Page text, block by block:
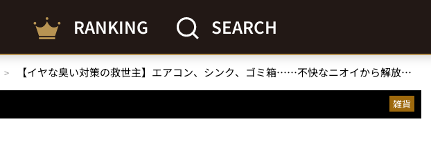
RANKING SEARCH
【イヤな臭い対策の救世主】エアコン、シンク、ゴミ箱……不快なニオイから解放してくれる最強「臭い対策」グッズベスト3『最高の日用品2024年版』
雑貨